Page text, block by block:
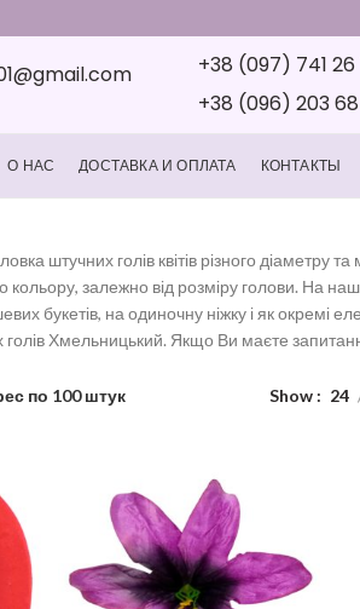
+38 (097) 741 26
+38 (096) 203
О НАС ДОСТАВКА И ОПЛАТА КОНТАКТЫ
штучних голів квітів різного діаметру
залежно від розміру голови. На
букетів, на одиночну ніжку і як окремі
Хмельницький. Якщо Ви маєте
по 100 штук Show 24